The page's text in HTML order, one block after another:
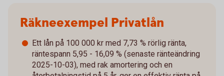
Räkneexempel Privatlån
Ett lån på 100 000 kr med 7,73 % rörlig ränta,
räntespann 5,95 - 16,09 % (senaste ränteändring
2025-10-03), med rak amortering och en